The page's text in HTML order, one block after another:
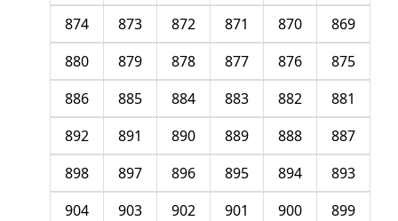
869
870
871
872
873
874
875
876
877
878
879
880
881
882
883
884
885
886
887
888
889
890
891
892
893
894
895
896
897
898
899
900
901
902
903
904